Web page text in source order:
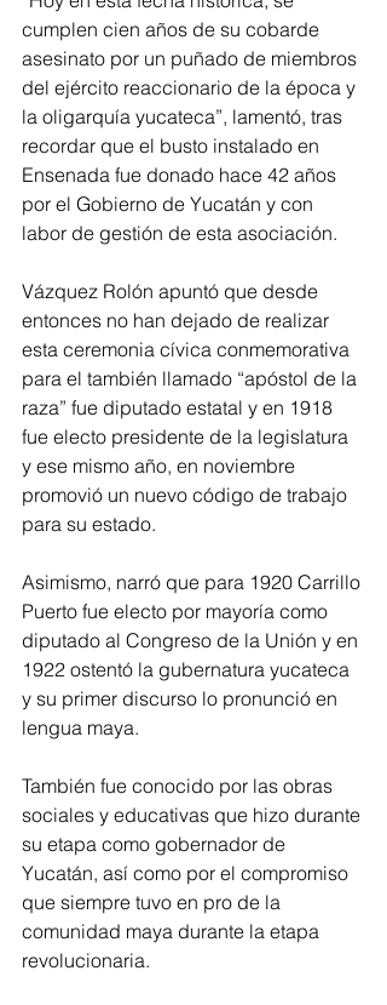
cumplen cien años de su cobarde
asesinato por un puñado de miembros
del ejército reaccionario de la época y
la oligarquía yucateca”, lamentó, tras
recordar que el busto instalado en
Ensenada fue donado hace 42 años
por el Gobierno de Yucatán y con
labor de gestión de esta asociación.
Vázquez Rolón apuntó que desde
entonces no han dejado de realizar
esta ceremonia cívica conmemorativa
para el también llamado “apóstol de la
raza” fue diputado estatal y en 1918
fue electo presidente de la legislatura
y ese mismo año, en noviembre
promovió un nuevo código de trabajo
para su estado.
Asimismo, narró que para 1920 Carrillo
Puerto fue electo por mayoría como
diputado al Congreso de la Unión y en
1922 ostentó la gubernatura yucateca
y su primer discurso lo pronunció en
lengua maya.
También fue conocido por las obras
sociales y educativas que hizo durante
su etapa como gobernador de
Yucatán, así como por el compromiso
que siempre tuvo en pro de la
comunidad maya durante la etapa
revolucionaria.